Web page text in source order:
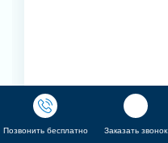
Позвонить бесплатно Заказать звонок